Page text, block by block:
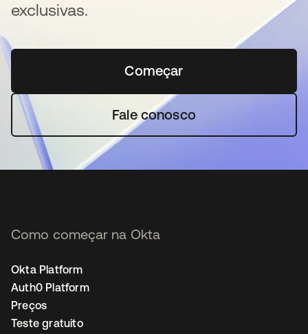
exclusivas.
Começarabre em uma nova guia
Fale conosco
Como começar na Okta
Okta Platform
Auth0 Platform
Preços
Teste gratuito